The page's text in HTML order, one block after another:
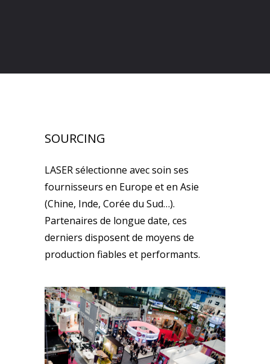
SOURCING
LASER sélectionne avec soin ses
fournisseurs en Europe et en Asie
(Chine, Inde, Corée du Sud…).
Partenaires de longue date, ces
derniers disposent de moyens de
production fiables et performants.